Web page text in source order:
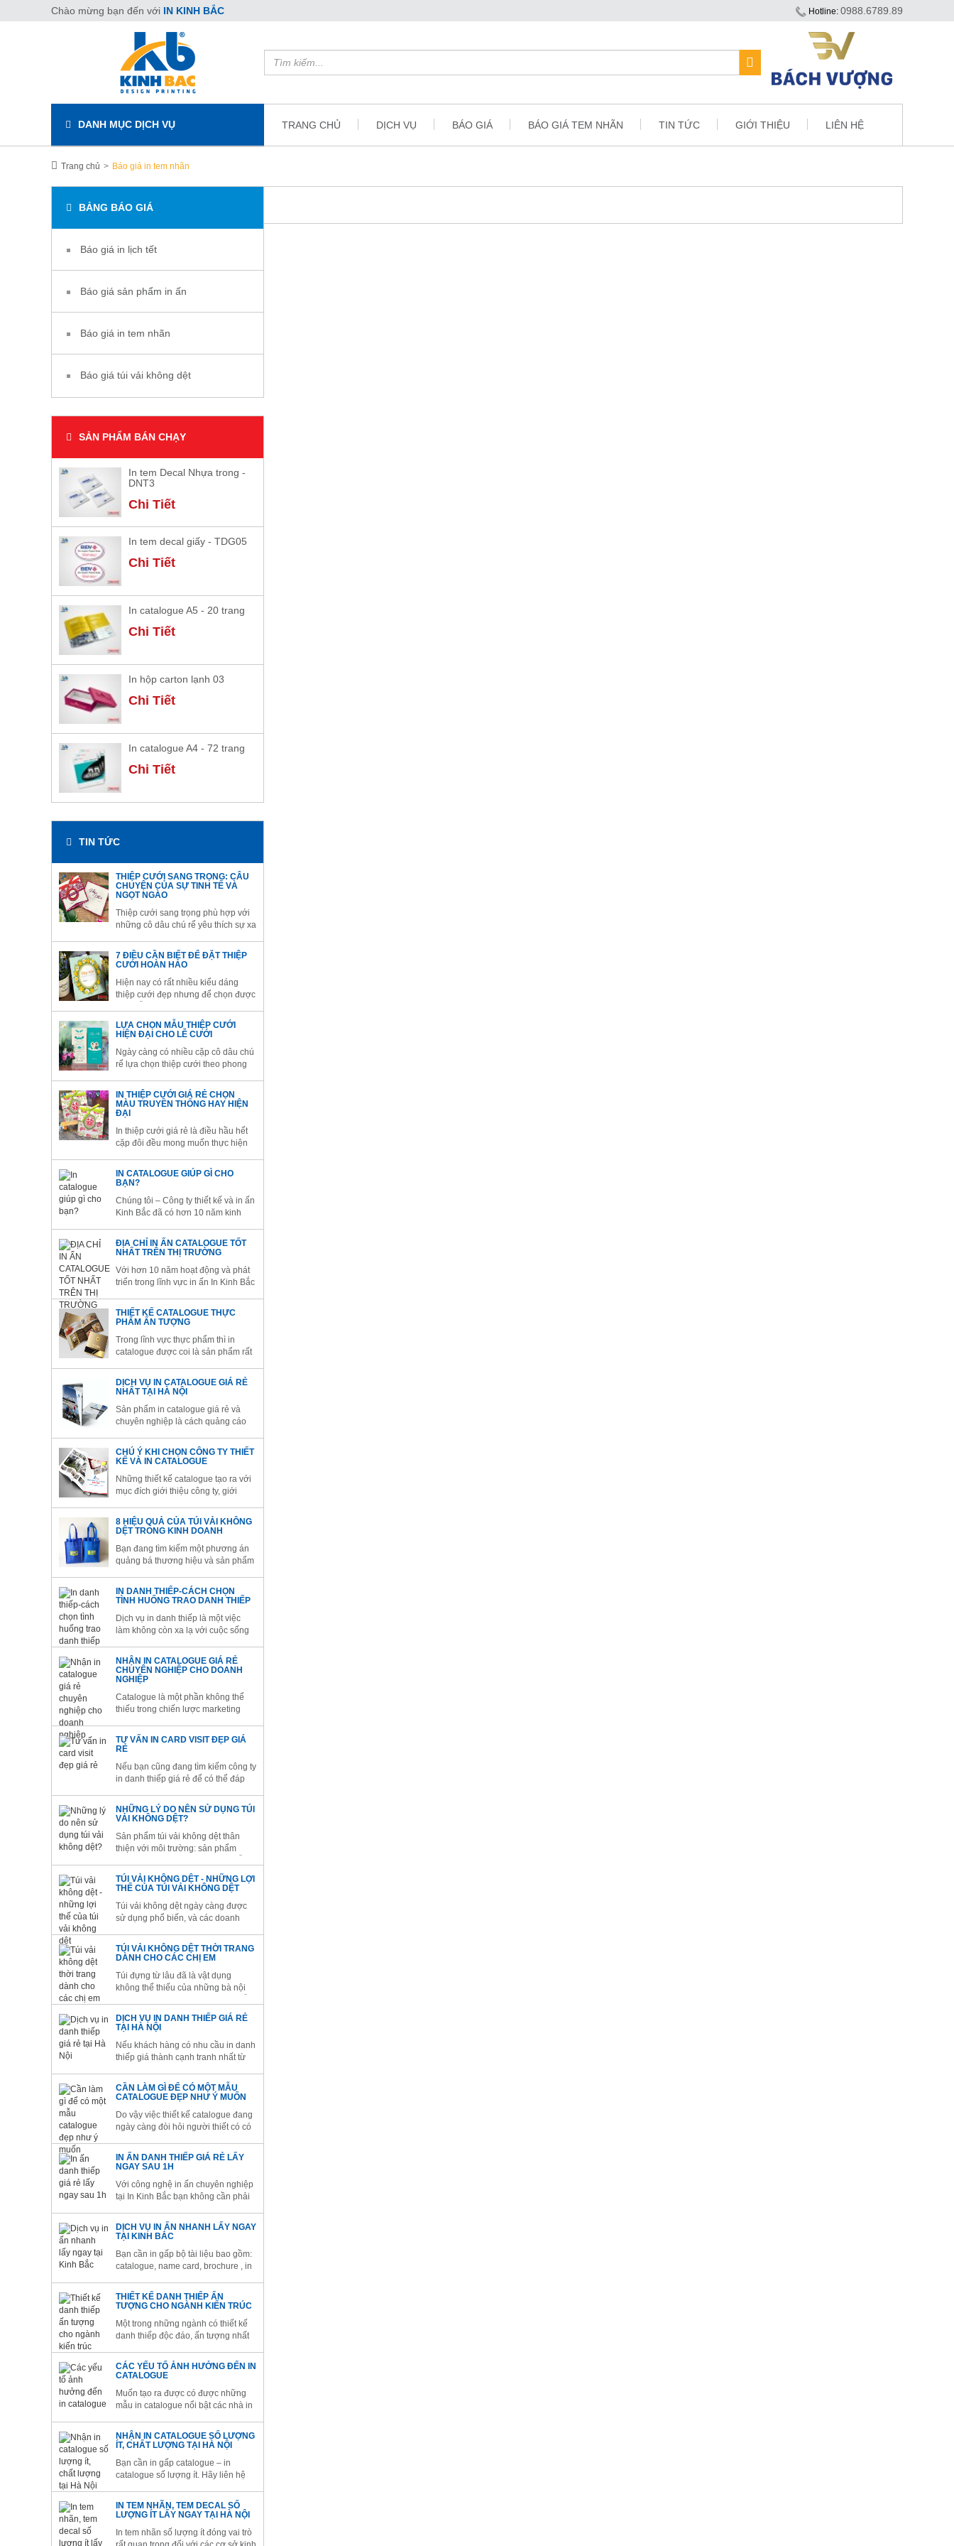
Chào mừng bạn đến với IN KINH BẮC Hotline: 0988.6789.89
DANH MỤC DỊCH VỤ TRANG CHỦ DỊCH VỤ BÁO GIÁ BÁO GIÁ TEM NHÃN TIN TỨC GIỚI THIỆU LIÊN HỆ
Trang chủ Báo giá in tem nhãn
BẢNG BÁO GIÁ
Báo giá in lịch tết
Báo giá sản phẩm in ấn
Báo giá in tem nhãn
Báo giá túi vải không dệt
SẢN PHẨM BÁN CHẠY
In tem Decal Nhựa trong -
DNT3
Chi Tiết
In tem decal giấy - TDG05
Chi Tiết
In catalogue A5 - 20 trang
Chi Tiết
In hộp carton lạnh 03
Chi Tiết
In catalogue A4 - 72 trang
Chi Tiết
TIN TỨC
THIỆP CƯỚI SANG TRỌNG: CÂU
CHUYỆN CỦA SỰ TINH TẾ VÀ
NGỌT NGÀO
Thiệp cưới sang trọng phù hợp với
những cô dâu chú rể yêu thích sự xa
sẽ góp phần giúp đám cưới của bạn
trở lên ấn tượng
7 ĐIỀU CẦN BIẾT ĐỂ ĐẶT THIỆP
CƯỚI HOÀN HẢO
Hiện nay có rất nhiều kiểu dáng
thiệp cưới đẹp nhưng để chọn được
cả ngân sách và sở thích, các đôi
uyên ương
LỰA CHỌN MẪU THIỆP CƯỚI
HIỆN ĐẠI CHO LỄ CƯỚI
Ngày càng có nhiều cặp cô dâu chú
rể lựa chọn thiệp cưới theo phong
dấu hạnh phúc ngày trọng đại của
cuộc đời mình.
IN THIỆP CƯỚI GIÁ RẺ CHỌN
MÀU TRUYỀN THỐNG HAY HIỆN
ĐẠI
In thiệp cưới giá rẻ là điều hầu hết
cặp đôi đều mong muốn thực hiện
tiết kiệm việc chi tiêu cho việc chuẩn
bị đám cưới.
IN CATALOGUE GIÚP GÌ CHO
BẠN?
Chúng tôi – Công ty thiết kế và in ấn
Kinh Bắc đã có hơn 10 năm kinh
chúng tôi chắc chắn sẽ đáp ứng tốt
nhất yêu cầu thiết kế catalogue và in
ĐỊA CHỈ IN ẤN CATALOGUE TỐT
NHẤT TRÊN THỊ TRƯỜNG
Với hơn 10 năm hoạt động và phát
triển trong lĩnh vực in ấn In Kinh Bắc
và in ấn catalogue. Được trang bị hệ
thống máy móc nhà xưởng hiện đại
những sản phẩm...
THIẾT KẾ CATALOGUE THỰC
PHẨM ẤN TƯỢNG
Trong lĩnh vực thực phẩm thì in
catalogue được coi là sản phẩm rất
thích vị giác cho mọi người. Để có
một catalogue đẹp phải dựa vào
trong in ấn
DỊCH VỤ IN CATALOGUE GIÁ RẺ
NHẤT TẠI HÀ NỘI
Sản phẩm in catalogue giá rẻ và
chuyên nghiệp là cách quảng cáo
thông tin hữu ích về doanh nghiệp,
sản phẩm, dịch vụ tới tay khách
cho doanh nghiệp có một chiến
lược kinh doanh...
CHÚ Ý KHI CHỌN CÔNG TY THIẾT
KẾ VÀ IN CATALOGUE
Những thiết kế catalogue tạo ra với
mục đích giới thiệu công ty, giới
là nhu cầu thiết yếu cho hầu hết các
doanh nghiệp nhằm quảng bá
khách hàng. Có rất nhiều doanh
nghiệp...
8 HIỆU QUẢ CỦA TÚI VẢI KHÔNG
DỆT TRONG KINH DOANH
Bạn đang tìm kiếm một phương án
quảng bá thương hiệu và sản phẩm
đây là gì?Bạn đang băn khoăn về
những khoản chi phí khổng lồ cho
lựa chọn những chiếc túi vải...
IN DANH THIẾP-CÁCH CHỌN
TÌNH HUỐNG TRAO DANH THIẾP
Dịch vụ in danh thiếp là một việc
làm không còn xa lạ với cuộc sống
doanh nghiệp sử dụng dịch vụ này.
In danh thiếp thực sự rất cần cho
người làm việc trong lĩnh vực kinh
NHẬN IN CATALOGUE GIÁ RẺ
CHUYÊN NGHIỆP CHO DOANH
NGHIỆP
Catalogue là một phần không thể
thiếu trong chiến lược marketing
bạn. Mục đích của Catalogue là
quảng cáo để thu hút khách hàng.
chuyên nghiệp với dịch vụ in
catalogue giá...
TƯ VẤN IN CARD VISIT ĐẸP GIÁ
RẺ
Nếu bạn cũng đang tìm kiếm công ty
in danh thiếp giá rẻ để có thể đáp
đừng lo lắng, công ty in Kinh Bắc sẽ
là gợi ý hoàn hảo dành cho bạn và
mà tôi muốn gửi tới.
NHỮNG LÝ DO NÊN SỬ DỤNG TÚI
VẢI KHÔNG DỆT?
Sản phẩm túi vải không dệt thân
thiện với môi trường: sản phẩm
phân hủy ở điều kiện môi trường tự
nhiên nên sử dụng túi vải không dệt
với môi trường hiện...
TÚI VẢI KHÔNG DỆT - NHỮNG LỢI
THẾ CỦA TÚI VẢI KHÔNG DỆT
Túi vải không dệt ngày càng được
sử dụng phổ biến, và các doanh
cửa hàng hóa ...cũng đang hướng
tới sử dụng sản phẩm này. Túi vải
nhất với môi trường và là sản...
TÚI VẢI KHÔNG DỆT THỜI TRANG
DÀNH CHO CÁC CHỊ EM
Túi đựng từ lâu đã là vật dụng
không thể thiếu của những bà nội
khi có dịp tặng quà một ai đó. Sự ra
đời của các chất liệu thân thiện môi
dần thay thế...
DỊCH VỤ IN DANH THIẾP GIÁ RẺ
TẠI HÀ NỘI
Nếu khách hàng có nhu cầu in danh
thiếp giá thành cạnh tranh nhất từ
điện cho chúng tôi càng sớm càng
tốt để chúng tôi phục vụ quý khách
CẦN LÀM GÌ ĐỂ CÓ MỘT MẪU
CATALOGUE ĐẸP NHƯ Ý MUỐN
Do vậy việc thiết kế catalogue đang
ngày càng đòi hỏi người thiết có có
điều này công ty in ấn Kinh Bắc luôn
tìm tòi và đưa đến cho cho các công
thẩm mỹ kèm theo đó...
IN ẤN DANH THIẾP GIÁ RẺ LẤY
NGAY SAU 1H
Với công nghệ in ấn chuyên nghiệp
tại In Kinh Bắc bạn không cần phải
hộp card như mong muốn. Tại In
Kinh Bắc bạn sẽ được trải nghiệm
1h.
DỊCH VỤ IN ẤN NHANH LẤY NGAY
TẠI KINH BẮC
Bạn cần in gấp bộ tài liệu bao gồm:
catalogue, name card, brochure , in
đột xuất? - Bạn cần dịch vụ in ấn
nhanh bổ sung vài trăm mẫu tài liệu
ngày hôm sau?
THIẾT KẾ DANH THIẾP ẤN
TƯỢNG CHO NGÀNH KIẾN TRÚC
Một trong những ngành có thiết kế
danh thiếp độc đáo, ấn tượng nhất
trúc sư là những người làm về nghệ
thuật, họ có con mắt thẩm mỹ cao
mỹ cho các sản phẩm...
CÁC YẾU TỐ ẢNH HƯỞNG ĐẾN IN
CATALOGUE
Muốn tạo ra được có được những
mẫu in catalogue nổi bật các nhà in
Với Kinh Bắc với nhiều năm làm
việc trong lĩnh vực in ấn chúng tôi
cho mình. Bài này chúng tôi sẽ...
NHẬN IN CATALOGUE SỐ LƯỢNG
ÍT, CHẤT LƯỢNG TẠI HÀ NỘI
Bạn cần in gấp catalogue – in
catalogue số lượng ít. Hãy liên hệ
thiết kế và chúng tôi sẽ làm nhanh
nhất có thể. Để quy trình in gấp
các bạn cần lưu ý một số vấn...
IN TEM NHÃN, TEM DECAL SỐ
LƯỢNG ÍT LẤY NGAY TẠI HÀ NỘI
In tem nhãn số lượng ít đóng vai trò